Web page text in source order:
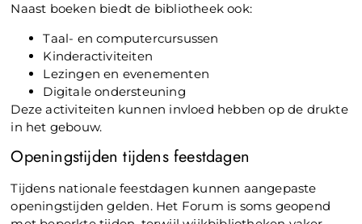
Naast boeken biedt de bibliotheek ook:
Taal- en computercursussen
Kinderactiviteiten
Lezingen en evenementen
Digitale ondersteuning
Deze activiteiten kunnen invloed hebben op de drukte
in het gebouw.
Openingstijden tijdens feestdagen
Tijdens nationale feestdagen kunnen aangepaste
openingstijden gelden. Het Forum is soms geopend